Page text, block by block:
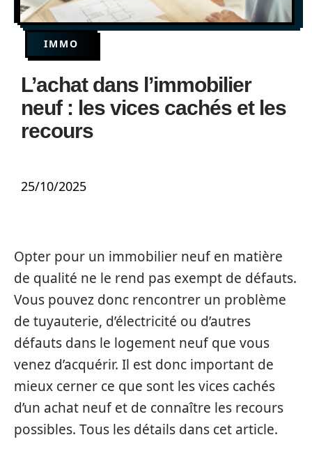
IMMO
L’achat dans l’immobilier
neuf : les vices cachés et les
recours
25/10/2025
Opter pour un immobilier neuf en matière
de qualité ne le rend pas exempt de défauts.
Vous pouvez donc rencontrer un problème
de tuyauterie, d’électricité ou d’autres
défauts dans le logement neuf que vous
venez d’acquérir. Il est donc important de
mieux cerner ce que sont les vices cachés
d’un achat neuf et de connaître les recours
possibles. Tous les détails dans cet article.